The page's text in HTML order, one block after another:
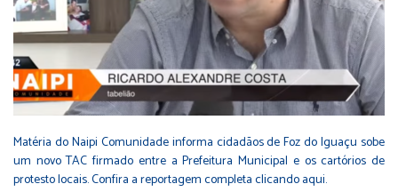
Matéria do Naipi Comunidade informa cidadãos de Foz do Iguaçu sobe
um novo TAC firmado entre a Prefeitura Municipal e os cartórios de
protesto locais. Confira a reportagem completa clicando aqui.